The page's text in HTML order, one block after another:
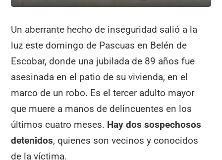
Un aberrante hecho de inseguridad salió a la
luz este domingo de Pascuas en Belén de
Escobar, donde una jubilada de 89 años fue
asesinada en el patio de su vivienda, en el
marco de un robo. Es el tercer adulto mayor
que muere a manos de delincuentes en los
últimos cuatro meses. Hay dos sospechosos
detenidos, quienes son vecinos y conocidos
de la víctima.